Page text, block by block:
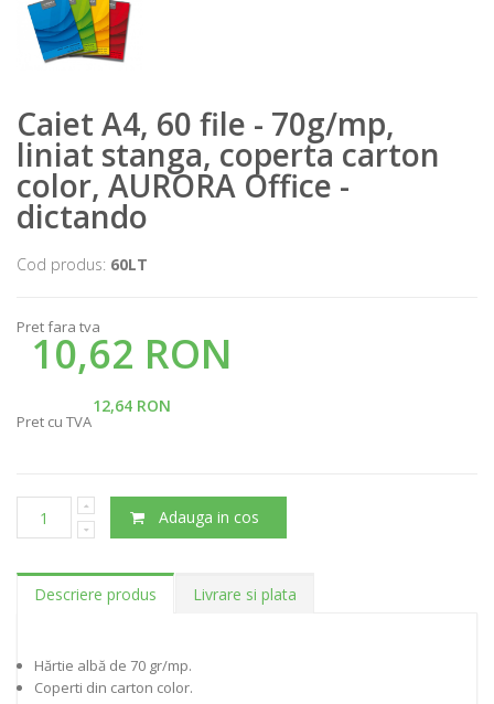
Caiet A4, 60 file - 70g/mp,
liniat stanga, coperta carton
color, AURORA Office -
dictando
Cod produs: 60LT
Pret fara tva
10,62 RON
12,64 RON
Pret cu TVA
Adauga in cos
Descriere produs Livrare si plata
Hărtie albă de 70 gr/mp.
Coperti din carton color.